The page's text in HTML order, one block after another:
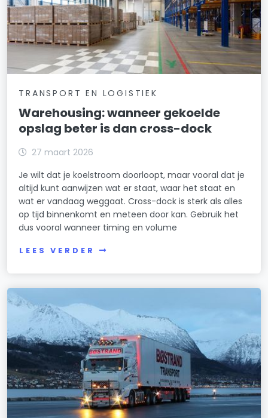
TRANSPORT EN LOGISTIEK
Warehousing: wanneer gekoelde
opslag beter is dan cross-dock
27 maart 2026
Je wilt dat je koelstroom doorloopt, maar vooral dat je
altijd kunt aanwijzen wat er staat, waar het staat en
wat er vandaag weggaat. Cross-dock is sterk als alles
op tijd binnenkomt en meteen door kan. Gebruik het
dus vooral wanneer timing en volume
LEES VERDER